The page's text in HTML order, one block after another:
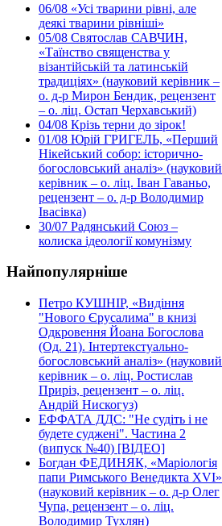
06/08 «Усі тварини рівні, але
деякі тварини рівніші»
05/08 Святослав САВЧИН,
«Таїнство священства у
візантійській та латинській
традиціях» (науковий керівник –
о. д-р Мирон Бендик, рецензент
– о. ліц. Остап Черхавський)
04/08 Крізь терни до зірок!
01/08 Юрій ГРИГЕЛЬ, «Перший
Нікейський собор: історично-
богословський аналіз» (науковий
керівник – о. ліц. Іван Гаваньо,
рецензент – о. д-р Володимир
Івасівка)
30/07 Радянський Союз –
колиска ідеології комунізму
Найпопулярніше
Петро КУШНІР, «Видіння
"Нового Єрусалима" в книзі
Одкровення Йоана Богослова
(Од. 21). Інтертекстуально-
богословський аналіз» (науковий
керівник – о. ліц. Ростислав
Приріз, рецензент – о. ліц.
Андрій Нискогуз)
ЕФФАТА ДДС: "Не судіть і не
будете суджені". Частина 2
(випуск №40) [ВІДЕО]
Богдан ФЕДИНЯК, «Маріологія
папи Римського Венедикта XVI»
(науковий керівник – о. д-р Олег
Чупа, рецензент – о. ліц.
Володимир Тухлян)